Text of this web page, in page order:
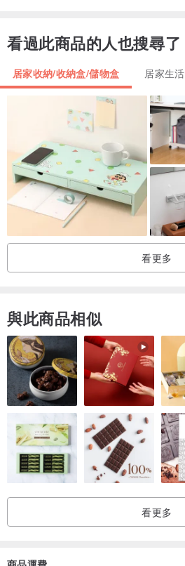
看過此商品的人也搜尋了
居家收納/收納盒/儲物盒 居家生活
看更多
與此商品相似
看更多